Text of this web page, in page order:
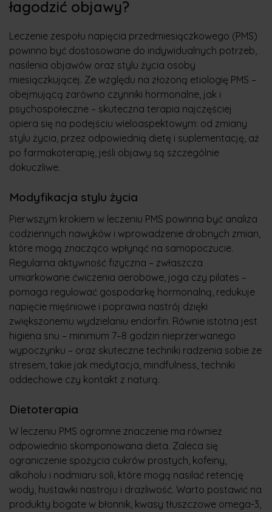
łagodzić objawy?
Leczenie zespołu napięcia przedmiesiączkowego (PMS)
powinno być dostosowane do indywidualnych potrzeb,
nasilenia objawów oraz stylu życia osoby
miesiączkującej. Ze względu na złożoną etiologię PMS –
obejmującą zarówno czynniki hormonalne, jak i
psychospołeczne – skuteczna terapia najczęściej
opiera się na podejściu wieloaspektowym: od zmiany
stylu życia, przez odpowiednią dietę i suplementację, aż
po farmakoterapię, jeśli objawy są szczególnie
dokuczliwe.
Modyfikacja stylu życia
Pierwszym krokiem w leczeniu PMS powinna być analiza
codziennych nawyków i wprowadzenie drobnych zmian,
które mogą znacząco wpłynąć na samopoczucie.
Regularna aktywność fizyczna – zwłaszcza
umiarkowane ćwiczenia aerobowe, joga czy pilates –
pomaga regulować gospodarkę hormonalną, redukuje
napięcie mięśniowe i poprawia nastrój dzięki
zwiększonemu wydzielaniu endorfin. Równie istotna jest
higiena snu – minimum 7–8 godzin nieprzerwanego
wypoczynku – oraz skuteczne techniki radzenia sobie ze
stresem, takie jak medytacja, mindfulness, techniki
oddechowe czy kontakt z naturą.
Dietoterapia
W leczeniu PMS ogromne znaczenie ma również
odpowiednio skomponowana dieta. Zaleca się
ograniczenie spożycia cukrów prostych, kofeiny,
alkoholu i nadmiaru soli, które mogą nasilać retencję
wody, huśtawki nastroju i drażliwość. Warto postawić na
produkty bogate w błonnik, kwasy tłuszczowe omega-3,